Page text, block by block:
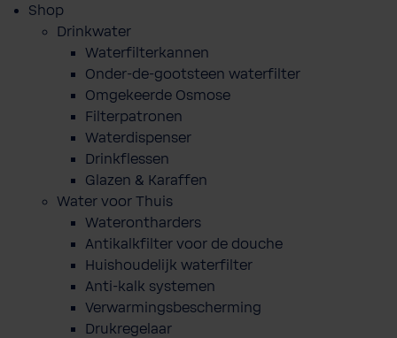
Shop
Drinkwater
Waterfilterkannen
Onder-de-gootsteen waterfilter
Omgekeerde Osmose
Filterpatronen
Waterdispenser
Drinkflessen
Glazen & Karaffen
Water voor Thuis
Waterontharders
Antikalkfilter voor de douche
Huishoudelijk waterfilter
Anti-kalk systemen
Verwarmingsbescherming
Drukregelaar